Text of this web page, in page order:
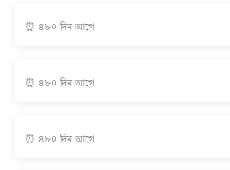
⏰ ৪৮০ দিন আগে
⏰ ৪৮০ দিন আগে
⏰ ৪৮০ দিন আগে